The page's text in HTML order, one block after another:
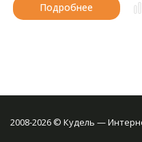
Подробнее
2008-2026 © Кудель —